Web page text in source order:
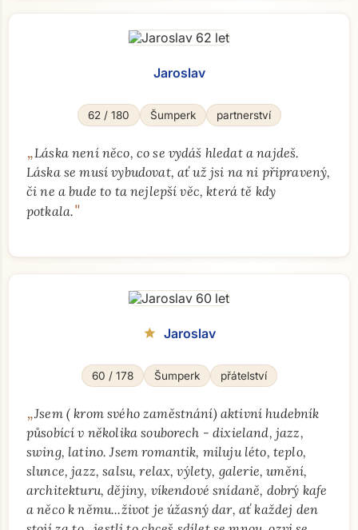
Jaroslav
62 / 180 Šumperk partnerství
„Láska není něco, co se vydáš hledat a najdeš.
Láska se musí vybudovat, ať už jsi na ni připravený,
či ne a bude to ta nejlepší věc, která tě kdy
potkala."
star Jaroslav
60 / 178 Šumperk přátelství
„Jsem ( krom svého zaměstnání) aktivní hudebník
působící v několika souborech - dixieland, jazz,
swing, latino. Jsem romantik, miluju léto, teplo,
slunce, jazz, salsu, relax, výlety, galerie, umění,
architekturu, dějiny, víkendové snídaně, dobrý kafe
a něco k němu...život je úžasný dar, ať každej den